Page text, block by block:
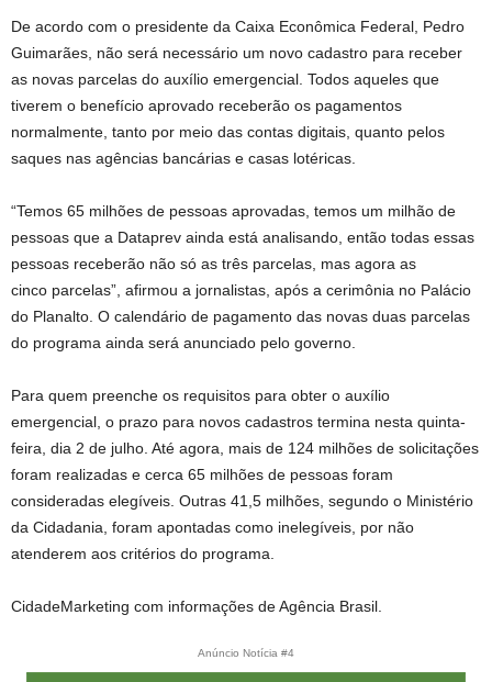
De acordo com o presidente da Caixa Econômica Federal, Pedro
Guimarães, não será necessário um novo cadastro para receber
as novas parcelas do auxílio emergencial. Todos aqueles que
tiverem o benefício aprovado receberão os pagamentos
normalmente, tanto por meio das contas digitais, quanto pelos
saques nas agências bancárias e casas lotéricas.
“Temos 65 milhões de pessoas aprovadas, temos um milhão de
pessoas que a Dataprev ainda está analisando, então todas essas
pessoas receberão não só as três parcelas, mas agora as
cinco parcelas”, afirmou a jornalistas, após a cerimônia no Palácio
do Planalto. O calendário de pagamento das novas duas parcelas
do programa ainda será anunciado pelo governo.
Para quem preenche os requisitos para obter o auxílio
emergencial, o prazo para novos cadastros termina nesta quinta-
feira, dia 2 de julho. Até agora, mais de 124 milhões de solicitações
foram realizadas e cerca 65 milhões de pessoas foram
consideradas elegíveis. Outras 41,5 milhões, segundo o Ministério
da Cidadania, foram apontadas como inelegíveis, por não
atenderem aos critérios do programa.
CidadeMarketing com informações de Agência Brasil.
Anúncio Notícia #4